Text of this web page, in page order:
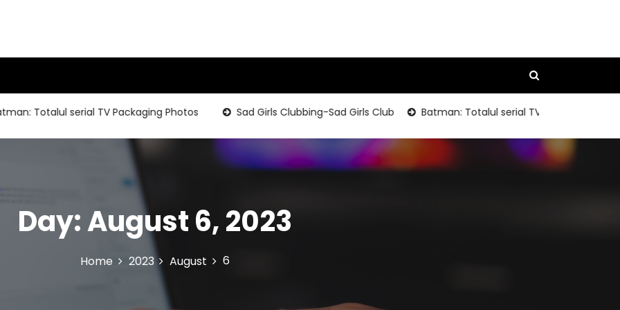
Totalul serial TV Packaging Photos Sad Girls Clubbing-Sad Girls Club Batman: Totalul serial TV Packaging Photos
Day:August 6, 2023
Home 2023 August 6